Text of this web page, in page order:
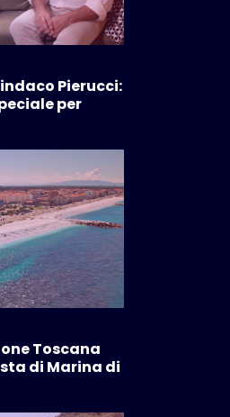
Pierucci:
per
Toscana
di Marina di